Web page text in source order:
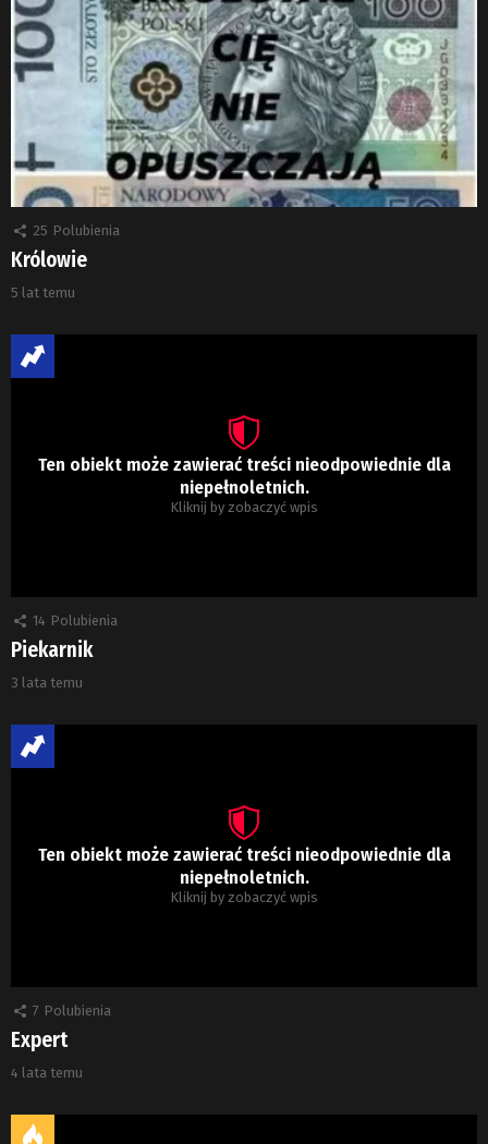
25 Polubienia
Królowie
5 lat temu
Ten obiekt może zawierać treści nieodpowiednie dla
niepełnoletnich.
Kliknij by zobaczyć wpis
14 Polubienia
Piekarnik
3 lata temu
Ten obiekt może zawierać treści nieodpowiednie dla
niepełnoletnich.
Kliknij by zobaczyć wpis
7 Polubienia
Expert
4 lata temu